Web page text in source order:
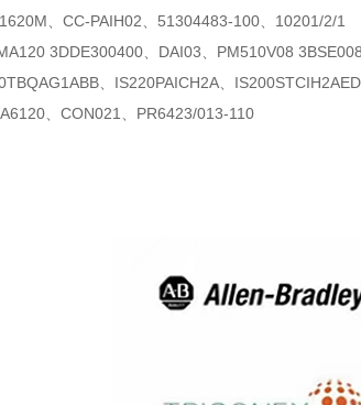
、CC-PAIH02、51304483-100、10201/2/1
3DDE300400、DAI03、PM510V08
、IS220PAICH2A、
、CON021、PR6423/013-110